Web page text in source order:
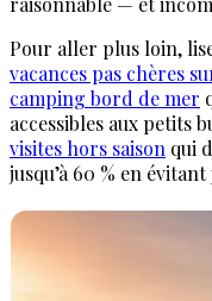
Pour aller plus loin,
vacances pas chères
camping bord de mer
accessibles aux petits
visites hors saison qui
jusqu’à 60 % en